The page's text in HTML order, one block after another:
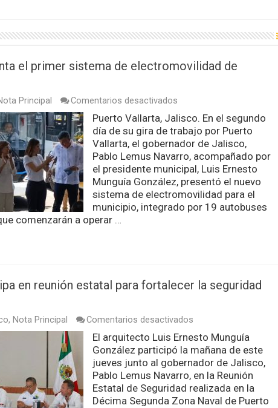
el primer sistema de electromovilidad de
Principal Comentarios desactivadosen
Lemus
presenta
el
sistema
de
electromovilidad
de
Puerto
Vallarta
Puerto Vallarta, Jalisco. En el segundo
día de su gira de trabajo por Puerto
Vallarta, el gobernador de Jalisco,
Pablo Lemus Navarro, acompañado por
el presidente municipal, Luis Ernesto
Munguía González, presentó el nuevo
sistema de electromovilidad para el
municipio, integrado por 19 autobuses
comenzarán a operar …
en reunión estatal para fortalecer la seguridad
, Nota Principal Comentarios desactivadosen
Munguía
participa
en
reunión
estatal
para
fortalecer
El arquitecto Luis Ernesto Munguía
González participó la mañana de este
jueves junto al gobernador de Jalisco,
Pablo Lemus Navarro, en la Reunión
Estatal de Seguridad realizada en la
Décima Segunda Zona Naval de Puerto